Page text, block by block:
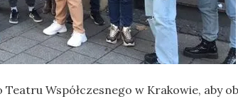
Współczesnego w Krakowie, aby